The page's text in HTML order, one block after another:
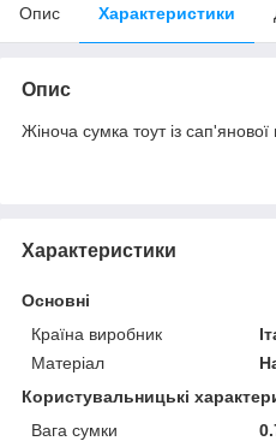
Опис Характеристики
Опис
Жіноча сумка тоут із
Характеристики
Основні
Країна виробник
Матеріал
Користувальницькі
Вага сумки